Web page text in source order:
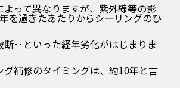
って異なりますが、紫外線等の影
を過ぎたあたりからシーリングのひ
断‥といった経年劣化がはじまりま
グ補修のタイミングは、約10年と言